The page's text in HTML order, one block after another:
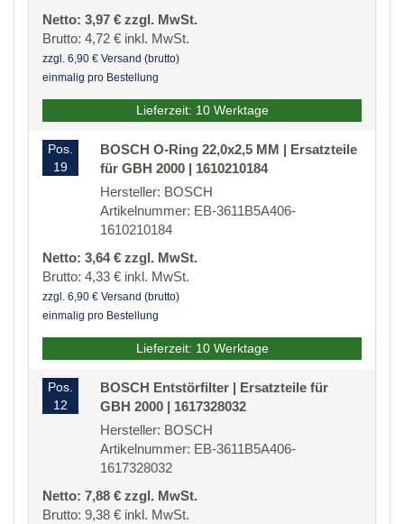
Netto: 3,97 € zzgl. MwSt.
Brutto: 4,72 € inkl. MwSt.
zzgl. 6,90 € Versand (brutto)
einmalig pro Bestellung
Lieferzeit: 10 Werktage
Pos.
19
BOSCH O-Ring 22,0x2,5 MM | Ersatzteile
für GBH 2000 | 1610210184
Hersteller: BOSCH
Artikelnummer: EB-3611B5A406-
1610210184
Netto: 3,64 € zzgl. MwSt.
Brutto: 4,33 € inkl. MwSt.
zzgl. 6,90 € Versand (brutto)
einmalig pro Bestellung
Lieferzeit: 10 Werktage
Pos.
12
BOSCH Entstörfilter | Ersatzteile für
GBH 2000 | 1617328032
Hersteller: BOSCH
Artikelnummer: EB-3611B5A406-
1617328032
Netto: 7,88 € zzgl. MwSt.
Brutto: 9,38 € inkl. MwSt.